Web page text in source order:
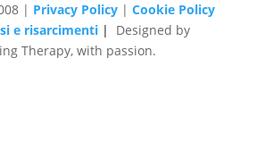
| Privacy Policy |Cookie Policy
e risarcimenti | Designed by
Therapy, with passion.